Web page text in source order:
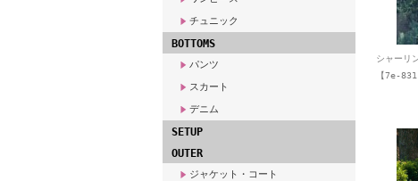
チュニック
BOTTOMS
パンツ
スカート
デニム
SETUP
OUTER
ジャケット・コート
シャーリ
【7e-